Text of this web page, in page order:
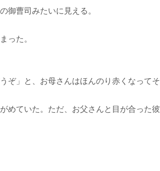
曹司みたいに見える。
った。
ぞ」と、お母さんはほんのり赤くなってそ
めていた。ただ、お父さんと目が合った彼